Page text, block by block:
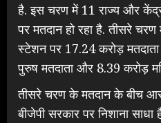
है. इस चरण में 11 राज्य और
पर मतदान हो रहा है. तीसरे
स्टेशन पर 17.24 करोड़
पुरुष मतदाता और 8.39 करोड़
तीसरे चरण के मतदान के बीच
बीजेपी सरकार पर निशाना